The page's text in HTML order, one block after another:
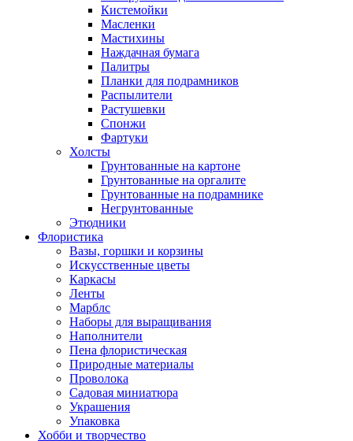
Кистемойки
Масленки
Мастихины
Наждачная бумага
Палитры
Планки для подрамников
Распылители
Растушевки
Спонжи
Фартуки
Холсты
Грунтованные на картоне
Грунтованные на оргалите
Грунтованные на подрамнике
Негрунтованные
Этюдники
Флористика
Вазы, горшки и корзины
Искусственные цветы
Каркасы
Ленты
Марблс
Наборы для выращивания
Наполнители
Пена флористическая
Природные материалы
Проволока
Садовая миниатюра
Украшения
Упаковка
Хобби и творчество